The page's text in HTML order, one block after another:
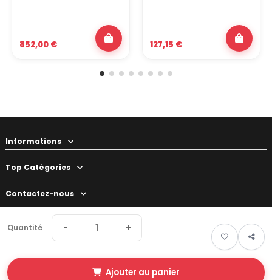
Quantité − +
Ajouter au panier
852,00 € 127,15 €
Informations
Top Catégories
Contactez-nous
Votre préparateur